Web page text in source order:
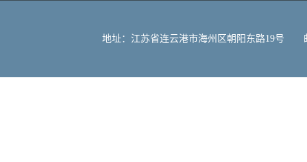
地址：江苏省连云港市海州区朝阳东路19号